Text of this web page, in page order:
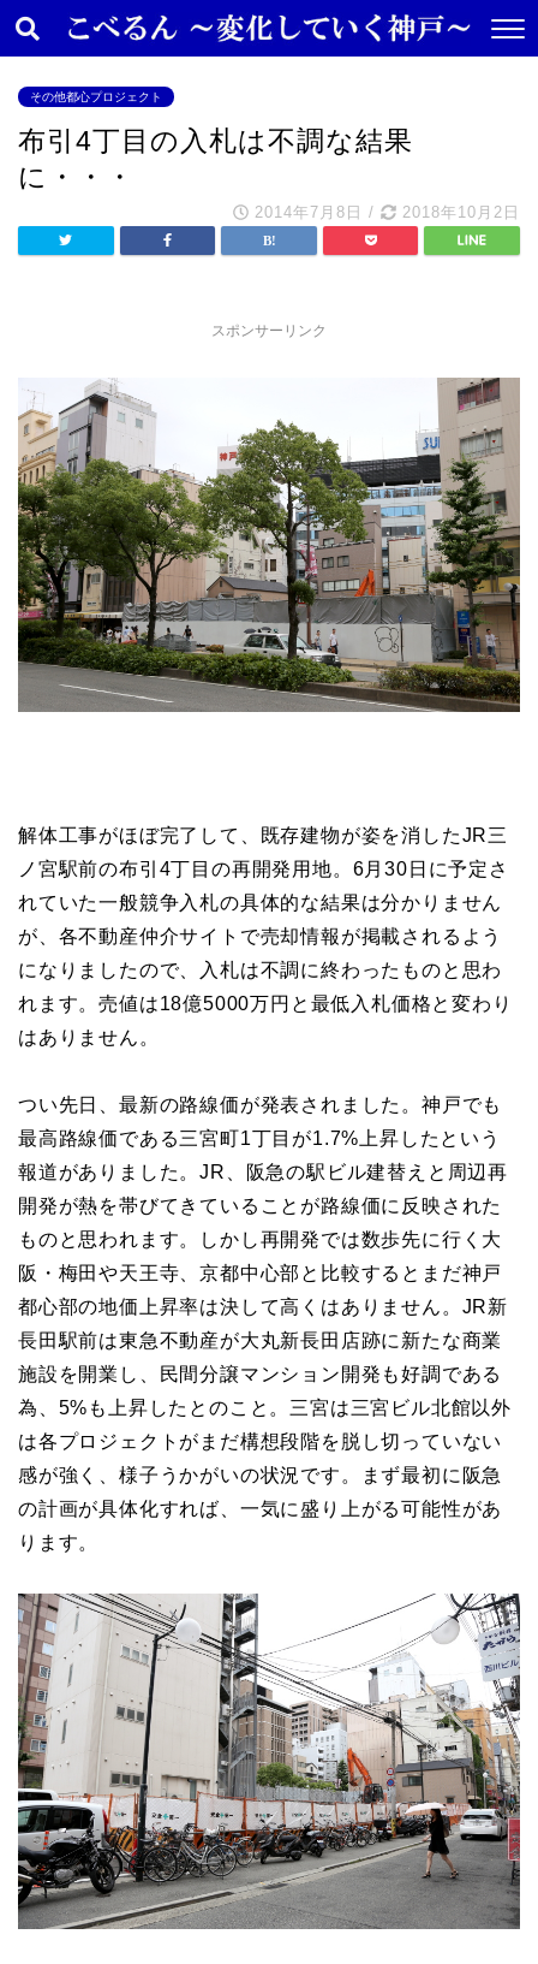
その他都心プロジェクト
布引4丁目の入札は不調な結果
に・・・
2014年7月8日 / 2018年10月2日
スポンサーリンク
解体工事がほぼ完了して、既存建物が姿を消したJR三
ノ宮駅前の布引4丁目の再開発用地。6月30日に予定さ
れていた一般競争入札の具体的な結果は分かりません
が、各不動産仲介サイトで売却情報が掲載されるよう
になりましたので、入札は不調に終わったものと思わ
れます。売値は18億5000万円と最低入札価格と変わり
はありません。
つい先日、最新の路線価が発表されました。神戸でも
最高路線価である三宮町1丁目が1.7%上昇したという
報道がありました。JR、阪急の駅ビル建替えと周辺再
開発が熱を帯びてきていることが路線価に反映された
ものと思われます。しかし再開発では数歩先に行く大
阪・梅田や天王寺、京都中心部と比較するとまだ神戸
都心部の地価上昇率は決して高くはありません。JR新
長田駅前は東急不動産が大丸新長田店跡に新たな商業
施設を開業し、民間分譲マンション開発も好調である
為、5%も上昇したとのこと。三宮は三宮ビル北館以外
は各プロジェクトがまだ構想段階を脱し切っていない
感が強く、様子うかがいの状況です。まず最初に阪急
の計画が具体化すれば、一気に盛り上がる可能性があ
ります。